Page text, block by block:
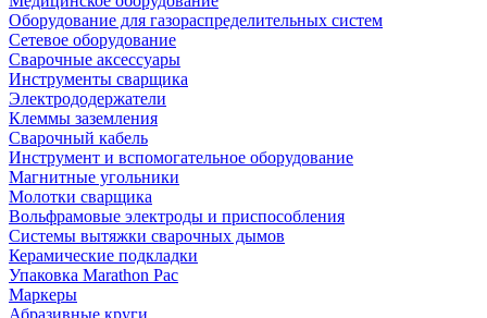
Оборудование для газораспределительных систем
Сетевое оборудование
Сварочные аксессуары
Инструменты сварщика
Электрододержатели
Клеммы заземления
Сварочный кабель
Инструмент и вспомогательное оборудование
Магнитные угольники
Молотки сварщика
Вольфрамовые электроды и приспособления
Системы вытяжки сварочных дымов
Керамические подкладки
Упаковка Marathon Pac
Маркеры
Абразивные круги